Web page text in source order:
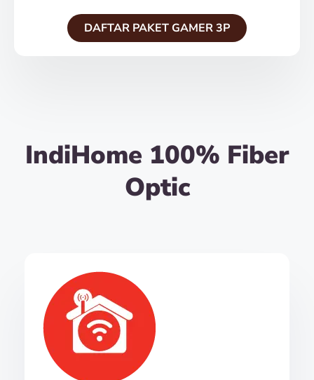
DAFTAR PAKET GAMER 3P
IndiHome 100% Fiber
Optic